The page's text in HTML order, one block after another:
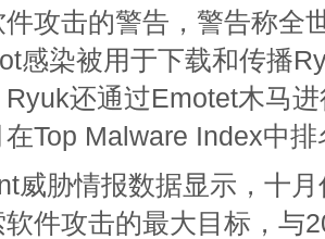
攻击的警告，警告称全
感染被用于下载和传播
还通过Emotet木马
Top Malware Index中
威胁情报数据显示，十
软件攻击的最大目标，与